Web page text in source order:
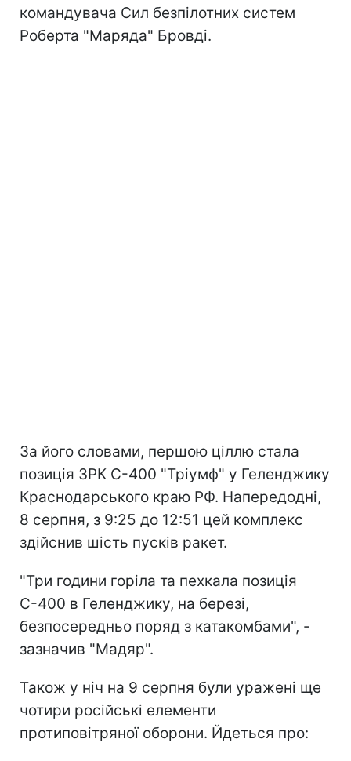
командувача Сил безпілотних систем
Роберта "Маряда" Бровді.
За його словами, першою ціллю стала
позиція ЗРК С-400 "Тріумф" у Геленджику
Краснодарського краю РФ. Напередодні,
8 серпня, з 9:25 до 12:51 цей комплекс
здійснив шість пусків ракет.
"Три години горіла та пехкала позиція
С-400 в Геленджику, на березі,
безпосередньо поряд з катакомбами", -
зазначив "Мадяр".
Також у ніч на 9 серпня були уражені ще
чотири російські елементи
протиповітряної оборони. Йдеться про: